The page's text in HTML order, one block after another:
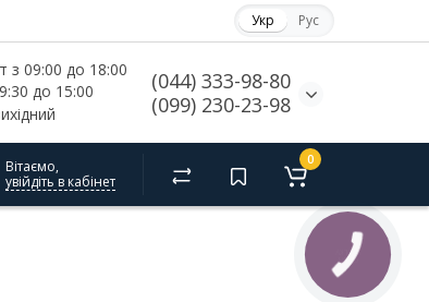
Укр Рус
з 09:00 до 18:00
до 15:00
(044) 333-98-80
(099) 230-23-98
Вітаємо,
увійдіть в кабінет
0